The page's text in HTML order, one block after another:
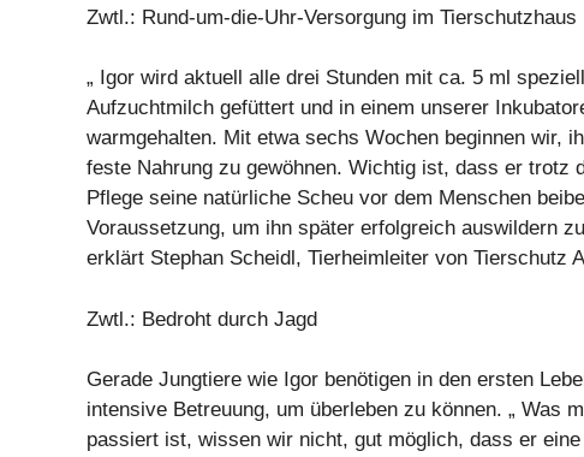
Zwtl.: Rund-um-die-Uhr-Versorgung im Tierschutzhaus
„ Igor wird aktuell alle drei Stunden mit ca. 5 ml
Aufzuchtmilch gefüttert und in einem unserer
warmgehalten. Mit etwa sechs Wochen beginnen wir,
feste Nahrung zu gewöhnen. Wichtig ist, dass er trotz
Pflege seine natürliche Scheu vor dem Menschen
Voraussetzung, um ihn später erfolgreich auswildern
erklärt Stephan Scheidl, Tierheimleiter von Tierschutz
Zwtl.: Bedroht durch Jagd
Gerade Jungtiere wie Igor benötigen in den ersten
intensive Betreuung, um überleben zu können. „ Was
passiert ist, wissen wir nicht, gut möglich, dass er